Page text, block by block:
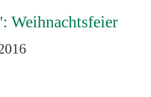
Weihnachtsfeier